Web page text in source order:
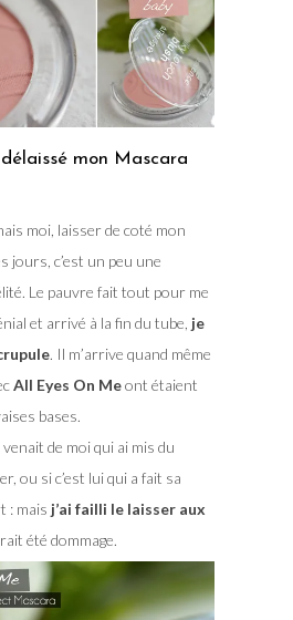
mon Mascara
moi, laisser de coté mon
jours, c’est un peu une
Le pauvre fait tout pour me
et arrivé à la fin du tube, je
. Il m’arrive quand même
All Eyes On Meont étaient
bases.
venait de moi qui ai mis du
ou si c’est lui qui a fait sa
: mais j’ai failli le laisser aux
été dommage.